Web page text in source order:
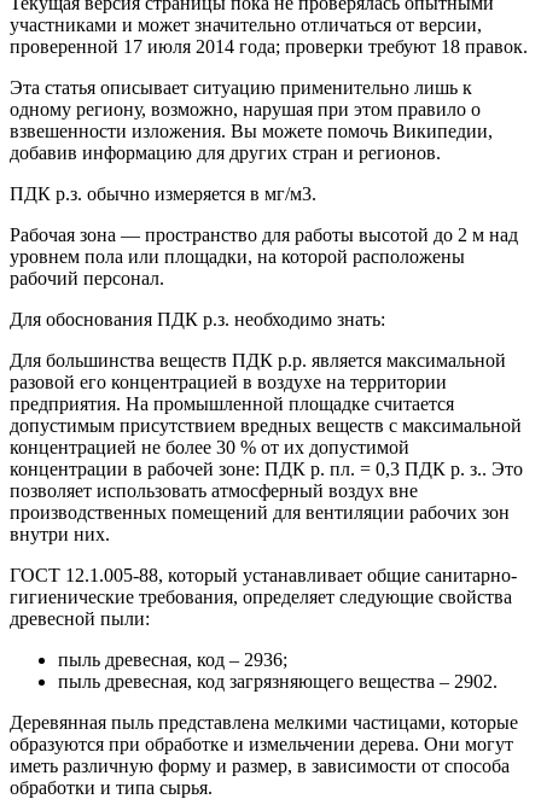
участниками и может значительно отличаться от версии,
проверенной 17 июля 2014 года; проверки требуют 18 правок.
Эта статья описывает ситуацию применительно лишь к
одному региону, возможно, нарушая при этом правило о
взвешенности изложения. Вы можете помочь Википедии,
добавив информацию для других стран и регионов.
ПДК р.з. обычно измеряется в мг/м3.
Рабочая зона — пространство для работы высотой до 2 м над
уровнем пола или площадки, на которой расположены
рабочий персонал.
Для обоснования ПДК р.з. необходимо знать:
Для большинства веществ ПДК р.р. является максимальной
разовой его концентрацией в воздухе на территории
предприятия. На промышленной площадке считается
допустимым присутствием вредных веществ с максимальной
концентрацией не более 30 % от их допустимой
концентрации в рабочей зоне: ПДК р. пл. = 0,3 ПДК р. з.. Это
позволяет использовать атмосферный воздух вне
производственных помещений для вентиляции рабочих зон
внутри них.
ГОСТ 12.1.005-88, который устанавливает общие санитарно-
гигиенические требования, определяет следующие свойства
древесной пыли:
пыль древесная, код – 2936;
пыль древесная, код загрязняющего вещества – 2902.
Деревянная пыль представлена мелкими частицами, которые
образуются при обработке и измельчении дерева. Они могут
иметь различную форму и размер, в зависимости от способа
обработки и типа сырья.